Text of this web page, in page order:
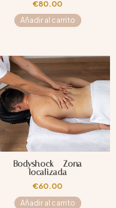
€80.00
Añadir al carrito
Bodyshock – Zona
localizada
€60.00
Añadir al carrito